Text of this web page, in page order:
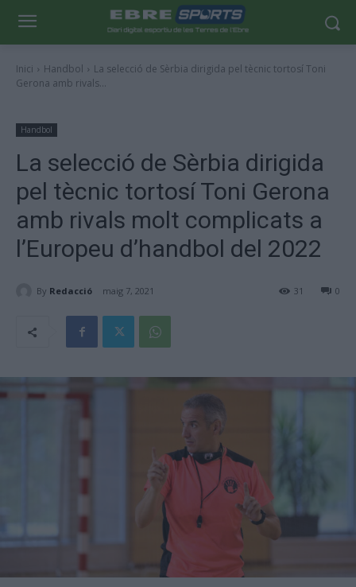
Inici Handbol
La selecció de Sèrbia dirigida pel tècnic tortosí Toni
Gerona amb rivals...
Handbol
La selecció de Sèrbia dirigida
pel tècnic tortosí Toni Gerona
amb rivals molt complicats a
l’Europeu d’handbol del 2022
By Redacció maig 7, 2021 0
31